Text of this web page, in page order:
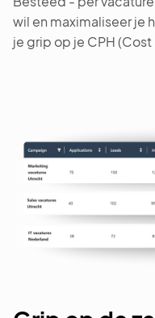
wil en maximaliseer je
je grip op je CPH (Cost